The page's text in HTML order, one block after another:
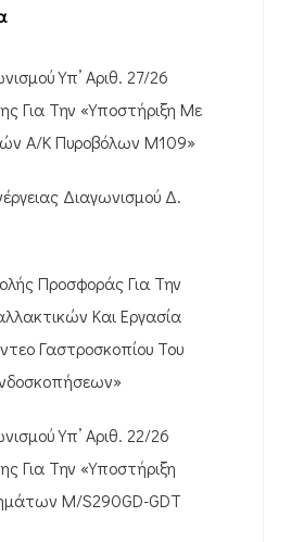
Υπ’ Αριθ. 27/26
Για Την «Υποστήριξη Με
Α/Κ Πυροβόλων M109»
Διαγωνισμού Δ.
Προσφοράς Για Την
Και Εργασία
Γαστροσκοπίου Του
Υπ’ Αριθ. 22/26
Για Την «Υποστήριξη
M/S290GD-GDT